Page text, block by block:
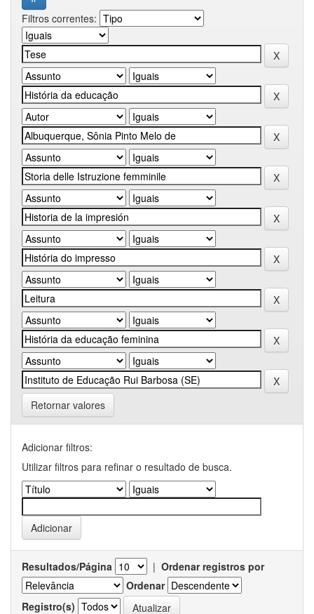
Filtros correntes:
Retornar valores
Adicionar filtros:
Utilizar filtros para refinar o resultado de busca.
Resultados/Página | Ordenar registros por
Ordenar
Registro(s)